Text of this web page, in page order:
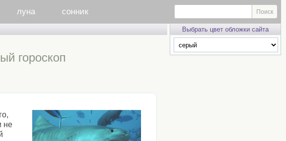
луна сонник
гороскоп
не
Выбрать цвет обложки сайта